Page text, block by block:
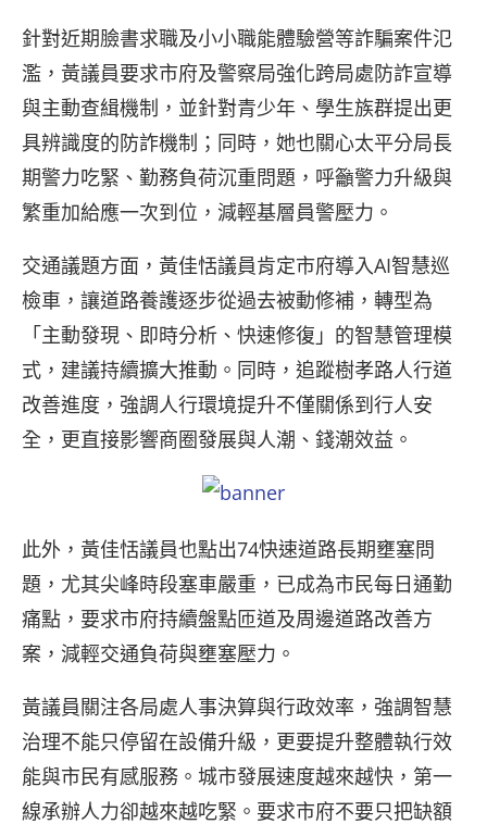
針對近期臉書求職及小小職能體驗營等詐騙案件氾
濫，黃議員要求市府及警察局強化跨局處防詐宣導
與主動查緝機制，並針對青少年、學生族群提出更
具辨識度的防詐機制；同時，她也關心太平分局長
期警力吃緊、勤務負荷沉重問題，呼籲警力升級與
繁重加給應一次到位，減輕基層員警壓力。
交通議題方面，黃佳恬議員肯定市府導入AI智慧巡
檢車，讓道路養護逐步從過去被動修補，轉型為
「主動發現、即時分析、快速修復」的智慧管理模
式，建議持續擴大推動。同時，追蹤樹孝路人行道
改善進度，強調人行環境提升不僅關係到行人安
全，更直接影響商圈發展與人潮、錢潮效益。
此外，黃佳恬議員也點出74快速道路長期壅塞問
題，尤其尖峰時段塞車嚴重，已成為市民每日通勤
痛點，要求市府持續盤點匝道及周邊道路改善方
案，減輕交通負荷與壅塞壓力。
黃議員關注各局處人事決算與行政效率，強調智慧
治理不能只停留在設備升級，更要提升整體執行效
能與市民有感服務。城市發展速度越來越快，第一
線承辦人力卻越來越吃緊。要求市府不要只把缺額